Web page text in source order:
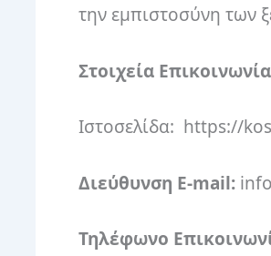
την εμπιστοσύνη των
Στοιχεία
Ιστοσελίδα: https://
Διεύθυνση E-mail:
Τηλέφωνο